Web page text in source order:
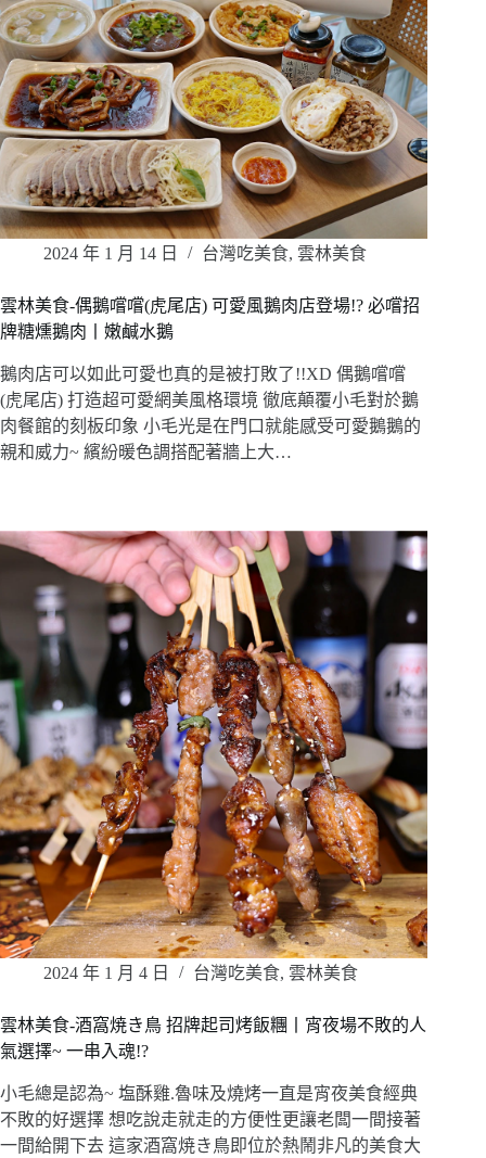
2024 年 1 月 14 日 台灣吃美食, 雲林美食
雲林美食-偶鵝嚐嚐(虎尾店) 可愛風鵝肉店登場!? 必嚐招
牌糖燻鵝肉丨嫩鹹水鵝
鵝肉店可以如此可愛也真的是被打敗了!!XD 偶鵝嚐嚐
(虎尾店) 打造超可愛網美風格環境 徹底顛覆小毛對於鵝
肉餐館的刻板印象 小毛光是在門口就能感受可愛鵝鵝的
親和威力~ 繽紛暖色調搭配著牆上大…
2024 年 1 月 4 日 台灣吃美食, 雲林美食
雲林美食-酒窩焼き鳥 招牌起司烤飯糰丨宵夜場不敗的人
氣選擇~ 一串入魂!?
小毛總是認為~ 塩酥雞.魯味及燒烤一直是宵夜美食經典
不敗的好選擇 想吃說走就走的方便性更讓老闆一間接著
一間給開下去 這家酒窩焼き鳥即位於熱鬧非凡的美食大